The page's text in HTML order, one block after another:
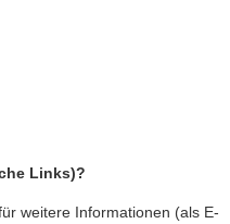
Links)?
weitere Informationen (als E-